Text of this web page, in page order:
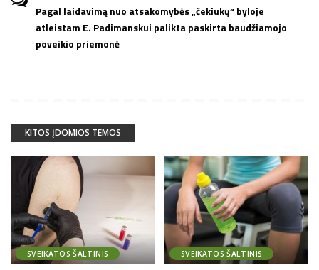
Pagal laidavimą nuo atsakomybės „čekiukų“ byloje
atleistam E. Padimanskui palikta paskirta baudžiamojo
poveikio priemonė
KITOS ĮDOMIOS TEMOS
SVEIKATOS ŠALTINIS SVEIKATOS ŠALTINIS